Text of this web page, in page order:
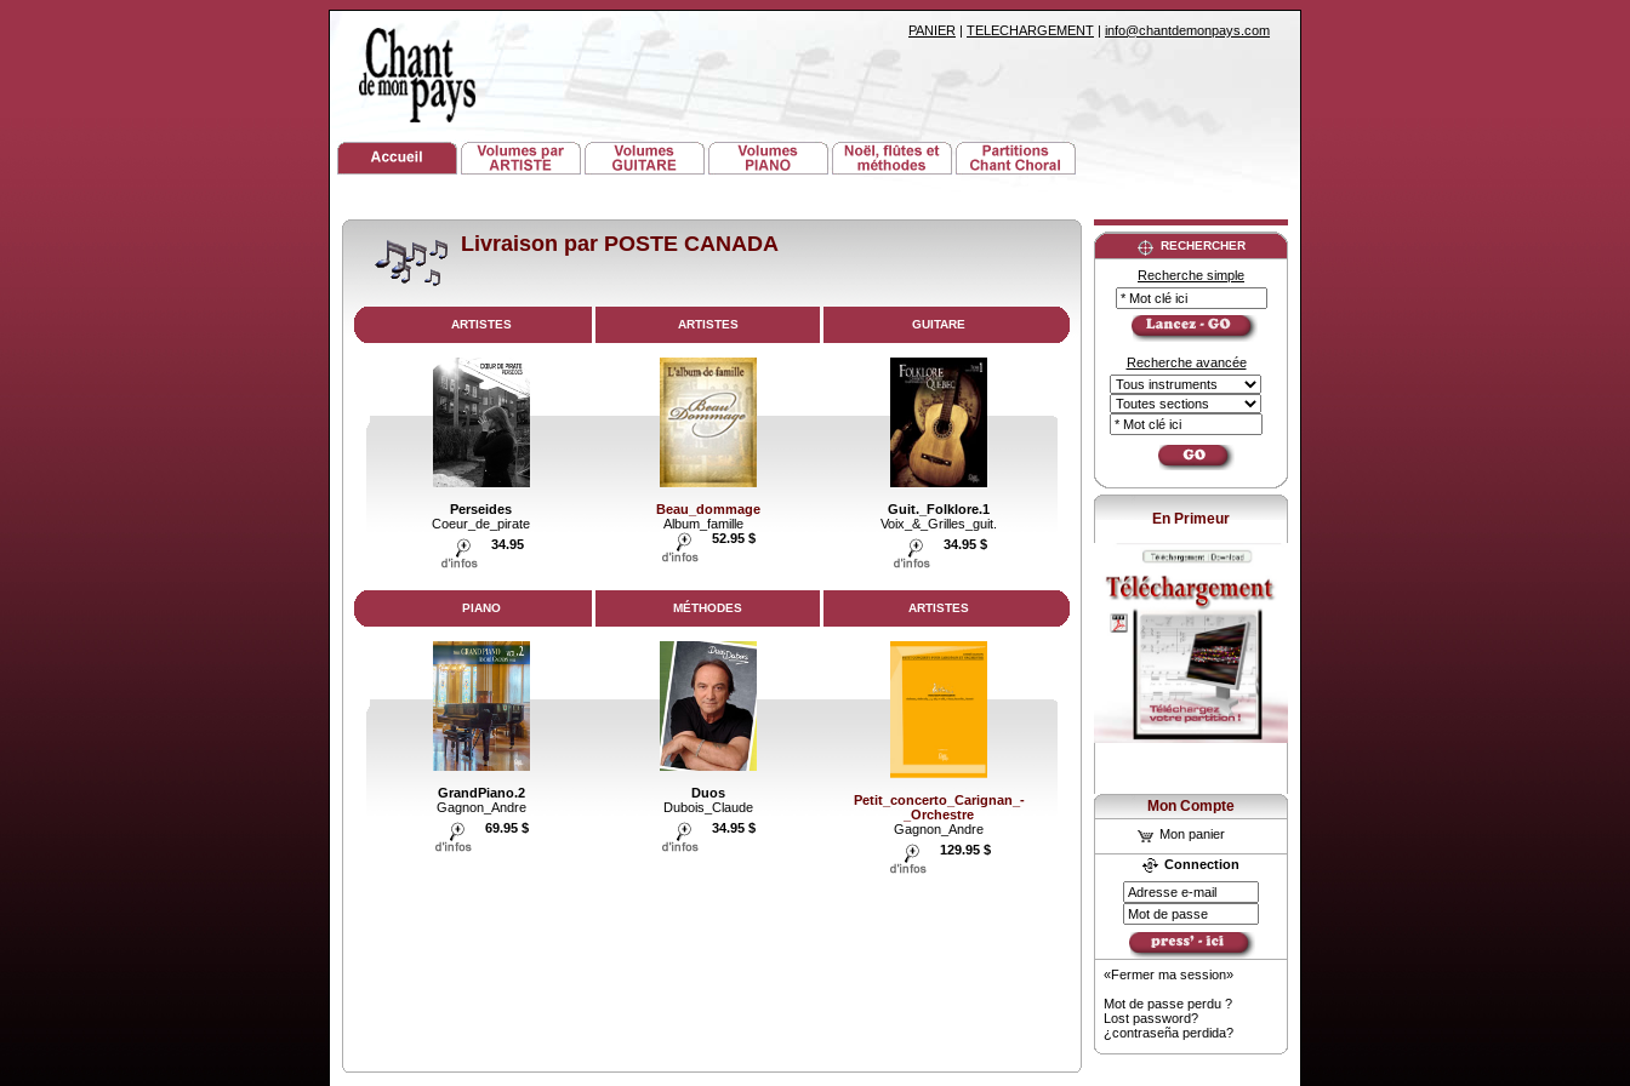
PANIER | TELECHARGEMENT | info@chantdemonpays.com
Livraison par POSTE CANADA
ARTISTES ARTISTES GUITARE
Perseides
Coeur_de_pirate
34.95
Beau_dommage
Album_famille
52.95 $
Guit._Folklore.1
Voix_&_Grilles_guit.
34.95 $
PIANO MÉTHODES ARTISTES
GrandPiano.2
Gagnon_Andre
69.95 $
Duos
Dubois_Claude
34.95 $
Petit_concerto_Carignan_-
_Orchestre
Gagnon_Andre
129.95 $
RECHERCHER
Recherche simple
Recherche avancée
En Primeur
Mon Compte
Mon panier
Connection
«Fermer ma session»
Mot de passe perdu ?
Lost password?
¿contraseña perdida?